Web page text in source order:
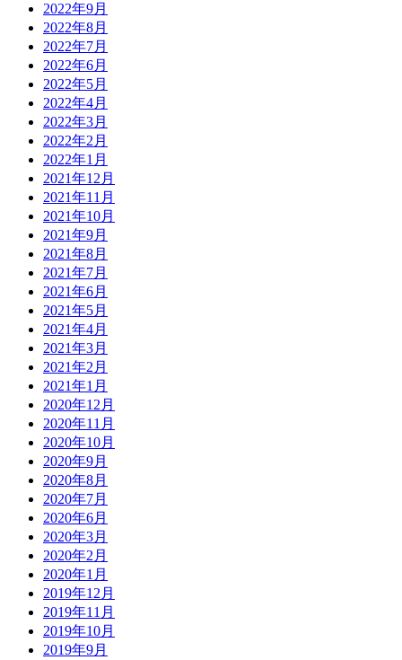
2022年9月
2022年8月
2022年7月
2022年6月
2022年5月
2022年4月
2022年3月
2022年2月
2022年1月
2021年12月
2021年11月
2021年10月
2021年9月
2021年8月
2021年7月
2021年6月
2021年5月
2021年4月
2021年3月
2021年2月
2021年1月
2020年12月
2020年11月
2020年10月
2020年9月
2020年8月
2020年7月
2020年6月
2020年3月
2020年2月
2020年1月
2019年12月
2019年11月
2019年10月
2019年9月